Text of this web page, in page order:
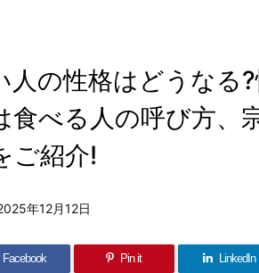
人の性格はどうなる
食べる人の呼び方、
ご紹介!
年12月12日
Facebook Pin it LinkedIn